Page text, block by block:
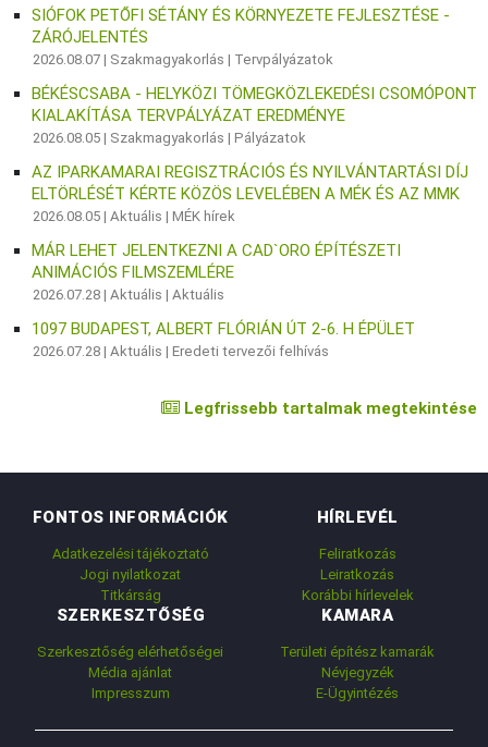
SIÓFOK PETŐFI SÉTÁNY ÉS KÖRNYEZETE FEJLESZTÉSE -
ZÁRÓJELENTÉS
2026.08.07 | Szakmagyakorlás | Tervpályázatok
BÉKÉSCSABA - HELYKÖZI TÖMEGKÖZLEKEDÉSI CSOMÓPONT
KIALAKÍTÁSA TERVPÁLYÁZAT EREDMÉNYE
2026.08.05 | Szakmagyakorlás |Pályázatok
AZ IPARKAMARAI REGISZTRÁCIÓS ÉS NYILVÁNTARTÁSI DÍJ
ELTÖRLÉSÉT KÉRTE KÖZÖS LEVELÉBEN A MÉK ÉS AZ MMK
2026.08.05 |Aktuális |MÉK hírek
MÁR LEHET JELENTKEZNI A CAD`ORO ÉPÍTÉSZETI
ANIMÁCIÓS FILMSZEMLÉRE
2026.07.28 |Aktuális |Aktuális
1097 BUDAPEST, ALBERT FLÓRIÁN ÚT 2-6. H ÉPÜLET
2026.07.28 |Aktuális |Eredeti tervezői felhívás
Legfrissebb tartalmak megtekintése
FONTOS INFORMÁCIÓK
Adatkezelési tájékoztató
Jogi nyilatkozat
Titkárság
HÍRLEVÉL
Feliratkozás
Leiratkozás
Korábbi hírlevelek
SZERKESZTŐSÉG
Szerkesztőség elérhetőségei
Média ajánlat
Impresszum
KAMARA
Területi építész kamarák
Névjegyzék
E-Ügyintézés